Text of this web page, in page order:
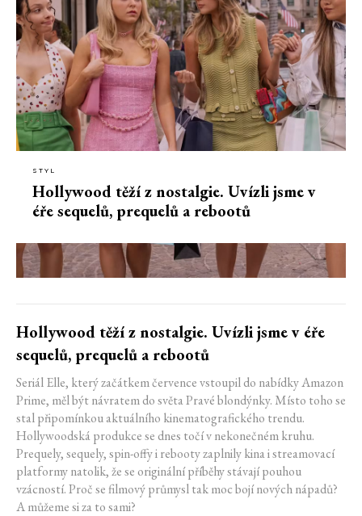
STYL
Hollywood těží z nostalgie. Uvízli jsme v
éře sequelů, prequelů a rebootů
Hollywood těží z nostalgie. Uvízli jsme v éře
sequelů, prequelů a rebootů
Seriál Elle, který začátkem července vstoupil do nabídky Amazon
Prime, měl být návratem do světa Pravé blondýnky. Místo toho se
stal připomínkou aktuálního kinematografického trendu.
Hollywoodská produkce se dnes točí v nekonečném kruhu.
Prequely, sequely, spin-offy i rebooty zaplnily kina i streamovací
platformy natolik, že se originální příběhy stávají pouhou
vzácností. Proč se filmový průmysl tak moc bojí nových nápadů?
A můžeme si za to sami?